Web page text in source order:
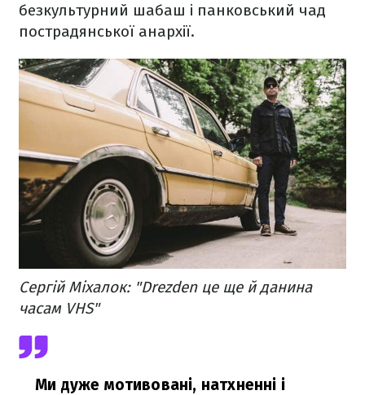
безкультурний шабаш і панковський чад
пострадянської анархії.
Сергій Міхалок: "Drezden це ще й данина
часам VHS"
Ми дуже мотивовані, натхненні і